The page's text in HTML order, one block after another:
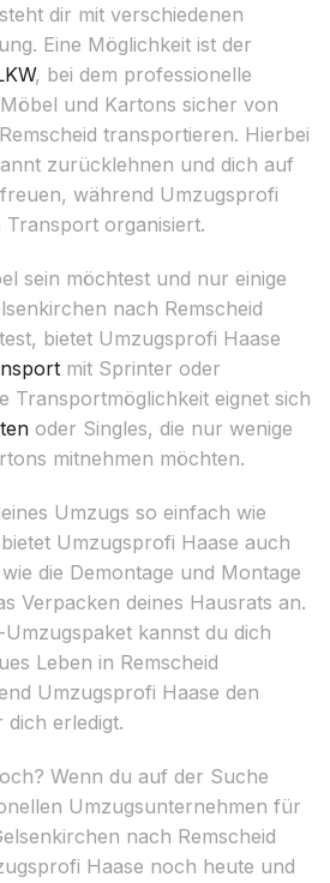
dir mit verschiedenen
Eine Möglichkeit ist der
, bei dem professionelle
und Kartons sicher von
transportieren. Hierbei
zurücklehnen und dich auf
während Umzugsprofi
Transport organisiert.
sein möchtest und nur einige
nach Remscheid
bietet Umzugsprofi Haase
mit Sprinter oder
Transportmöglichkeit eignet sich
oder Singles, die nur wenige
mitnehmen möchten.
Umzugs so einfach wie
Umzugsprofi Haase auch
die Demontage und Montage
Verpacken deines Hausrats an.
kannst du dich
Leben in Remscheid
Umzugsprofi Haase den
erledigt.
Wenn du auf der Suche
Umzugsunternehmen für
nach Remscheid
Haase noch heute und